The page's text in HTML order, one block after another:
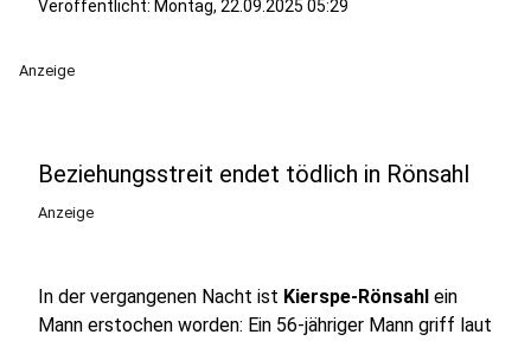
Veröffentlicht: Montag, 22.09.2025 05:29
Anzeige
Beziehungsstreit endet tödlich in Rönsahl
Anzeige
In der vergangenen Nacht ist Kierspe-Rönsahl ein
Mann erstochen worden: Ein 56-jähriger Mann griff laut